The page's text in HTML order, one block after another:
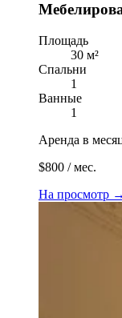
Площадь
30 м²
Спальни
1
Ванные
1
Аренда в
$800 / мес.
На просмотр →